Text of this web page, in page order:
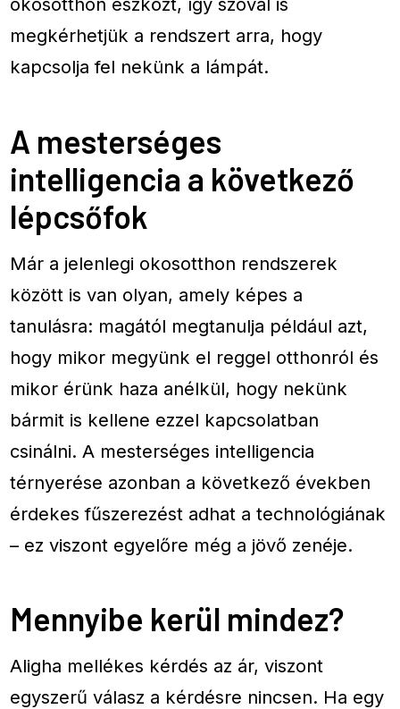
megkérhetjük a rendszert arra, hogy
kapcsolja fel nekünk a lámpát.
A mesterséges
intelligencia a következő
lépcsőfok
Már a jelenlegi okosotthon rendszerek
között is van olyan, amely képes a
tanulásra: magától megtanulja például azt,
hogy mikor megyünk el reggel otthonról és
mikor érünk haza anélkül, hogy nekünk
bármit is kellene ezzel kapcsolatban
csinálni. A mesterséges intelligencia
térnyerése azonban a következő években
érdekes fűszerezést adhat a technológiának
– ez viszont egyelőre még a jövő zenéje.
Mennyibe kerül mindez?
Aligha mellékes kérdés az ár, viszont
egyszerű válasz a kérdésre nincsen. Ha egy